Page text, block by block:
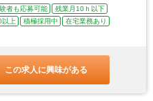
者も応募可能
残業月10ｈ以下
以上 積極採用中
在宅業務あり
この求人に興味がある